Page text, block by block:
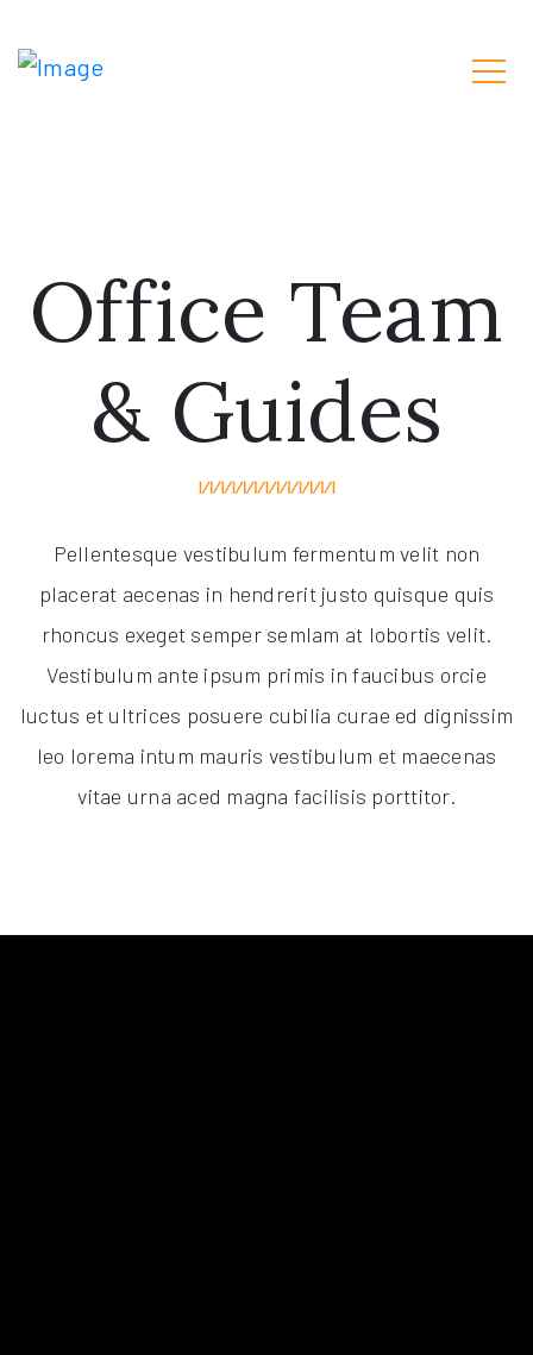
Office Team
& Guides
Pellentesque vestibulum fermentum velit non
placerat aecenas in hendrerit justo quisque quis
rhoncus exeget semper semlam at lobortis velit.
Vestibulum ante ipsum primis in faucibus orcie
luctus et ultrices posuere cubilia curae ed dignissim
leo lorema intum mauris vestibulum et maecenas
vitae urna aced magna facilisis porttitor.